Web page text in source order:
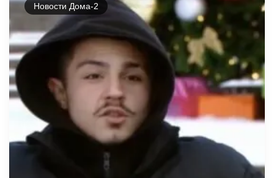
Новости Дома-2